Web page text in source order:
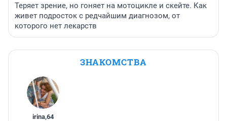
Теряет зрение, но гоняет на мотоцикле и скейте. Как
живет подросток с редчайшим диагнозом, от
которого нет лекарств
ЗНАКОМСТВА
irina,64